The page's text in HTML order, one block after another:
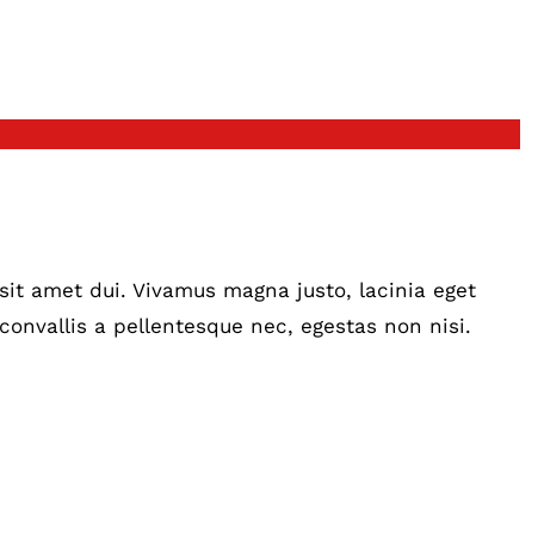
amet dui. Vivamus magna justo, lacinia eget
a pellentesque nec, egestas non nisi.